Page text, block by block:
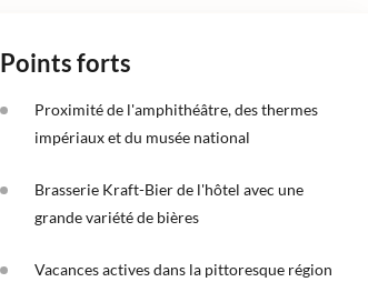
Points forts
Proximité de l'amphithéâtre, des thermes
impériaux et du musée national
Brasserie Kraft-Bier de l'hôtel avec une
grande variété de bières
Vacances actives dans la pittoresque région